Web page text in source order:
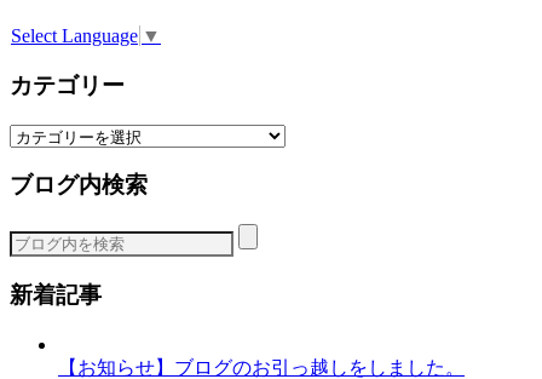
Select Language ▼
カテゴリー
カ
ゴ
ー
ブログ内検索
新着記事
【お知らせ】ブログのお引っ越しをしました。